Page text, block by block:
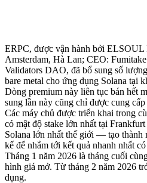
ERPC, được vận hành bởi
Amsterdam, Hà Lan; CEO:
Validators DAO, đã bổ sung số
bare metal cho ứng dụng Solana tại
Dòng premium này liên tục bán hết
sung lần này cũng chỉ được cung
Các máy chủ được triển khai trong
có mật độ stake lớn nhất tại
Solana lớn nhất thế giới — tạo
kế để nhắm tới kết quả nhanh nhất
Tháng 1 năm 2026 là tháng cuối
hình giá mở. Từ tháng 2 năm 2026
dụng.